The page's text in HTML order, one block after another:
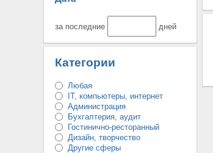
за последние дней
Категории
Любая
IT, компьютеры, интернет
Администрация
Бухгалтерия, аудит
Гостинично-ресторанный
Дизайн, творчество
Другие сферы